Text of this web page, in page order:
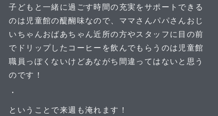
子どもと一緒に過ごす時間の充実をサポートできる
のは児童館の醍醐味なので、ママさんパパさんおじ
いちゃんおばあちゃん近所の方やスタッフに目の前
でドリップしたコーヒーを飲んでもらうのは児童館
職員っぽくないけどあながち間違ってはないと思う
のです！
・
ということで来週も淹れます！